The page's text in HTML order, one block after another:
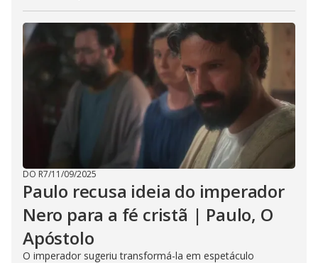
DO R7/11/09/2025
Paulo recusa ideia do imperador
Nero para a fé cristã | Paulo, O
Apóstolo
O imperador sugeriu transformá-la em espetáculo